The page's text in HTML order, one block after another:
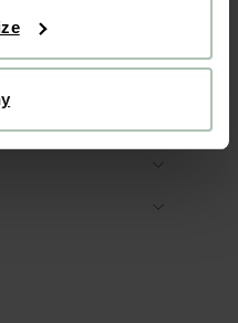
La veste a
le devant.